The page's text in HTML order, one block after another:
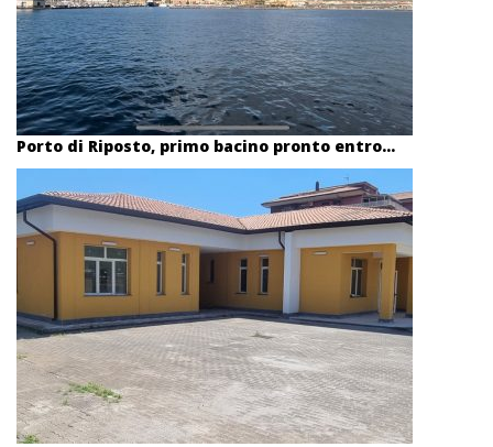
Porto di Riposto, primo bacino pronto entro...